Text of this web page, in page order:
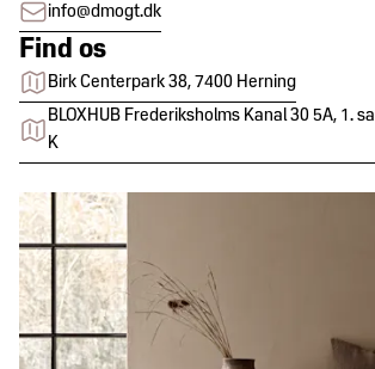
info@dmogt.dk
Find os
Birk Centerpark 38, 7400 Herning
BLOXHUB Frederiksholms Kanal 30 5A, 1.
K